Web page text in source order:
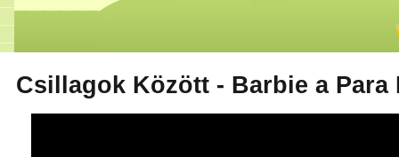
Csillagok Között - Barbie a